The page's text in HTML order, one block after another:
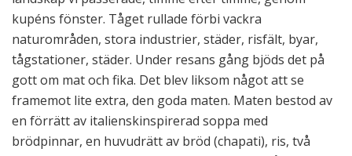
kupéns fönster. Tåget rullade förbi vackra
naturområden, stora industrier, städer, risfält, byar,
tågstationer, städer. Under resans gång bjöds det på
gott om mat och fika. Det blev liksom något att se
framemot lite extra, den goda maten. Maten bestod av
en förrätt av italienskinspirerad soppa med
brödpinnar, en huvudrätt av bröd (chapati), ris, två